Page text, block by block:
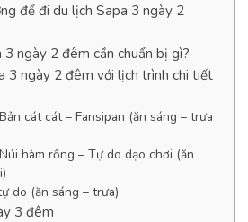
để đi du lịch Sapa 3 ngày 2
ngày 2 đêm cần chuẩn bị gì?
3 ngày 2 đêm với lịch trình chi tiết
cát cát – Fansipan (ăn sáng – trưa
hàm rồng – Tự do dạo chơi (ăn
do (ăn sáng – trưa)
3 đêm